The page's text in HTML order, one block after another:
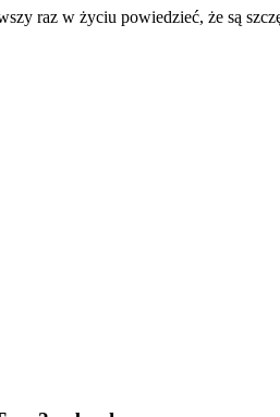
raz w życiu powiedzieć, że są